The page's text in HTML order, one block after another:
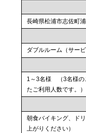
長崎県松浦市志佐町
ダブルルーム（サー
1～3名様 （3名様の
たご利用人数です。）
朝食バイキング、ド
上がりください）